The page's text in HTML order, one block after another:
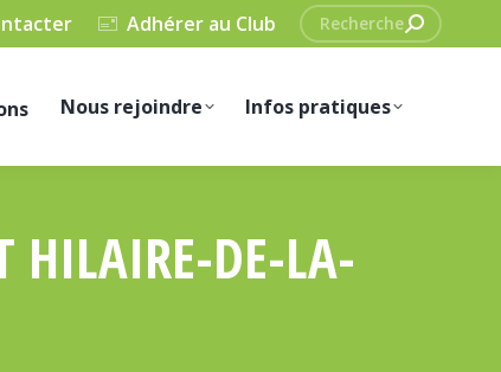
Adhérer au Club
Recherche
:
Nous rejoindre Infos pratiques
HILAIRE-DE-LA-